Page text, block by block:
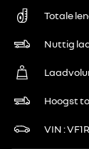
Totale
Nuttig
Hoogst
VIN